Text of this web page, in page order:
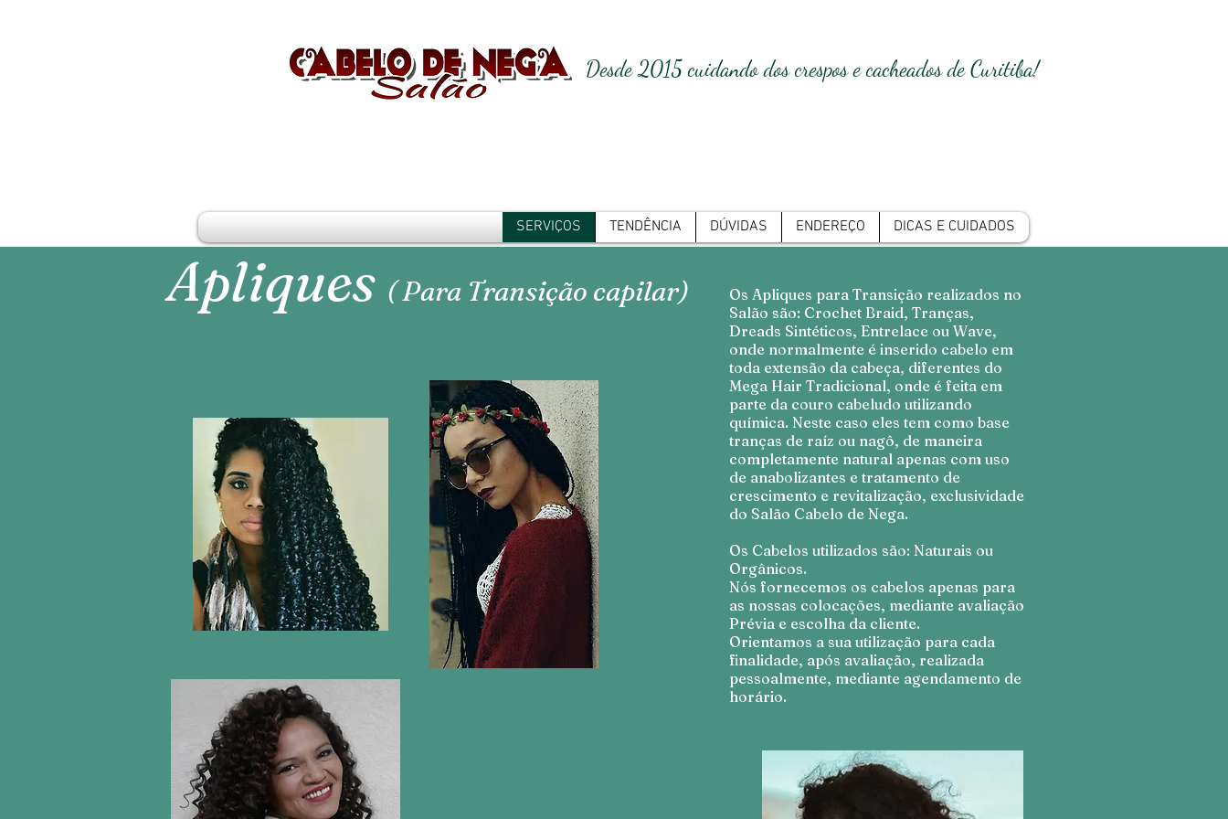
Desde 2015 cuidando dos crespos e cacheados de Curitiba!
SERVIÇOS TENDÊNCIA DÚVIDAS ENDEREÇO DICAS E CUIDADOS
Apliques (Para Transição capilar)
Os Apliques para Transição realizados no
Salão são: Crochet Braid, Tranças,
Dreads Sintéticos, Entrelace ou Wave,
onde normalmente é inserido cabelo em
toda extensão da cabeça, diferentes do
Mega Hair Tradicional, onde é feita em
parte da couro cabeludo utilizando
química. Neste caso eles tem como base
tranças de raíz ou nagô, de maneira
completamente natural apenas com uso
de anabolizantes e tratamento de
crescimento e revitalização, exclusividade
do Salão Cabelo de Nega.
Os Cabelos utilizados são: Naturais ou
Orgânicos.
Nós fornecemos os cabelos apenas para
as nossas colocações, mediante avaliação
Prévia e escolha da cliente.
Orientamos a sua utilização para cada
finalidade, após avaliação, realizada
pessoalmente, mediante agendamento de
horário.